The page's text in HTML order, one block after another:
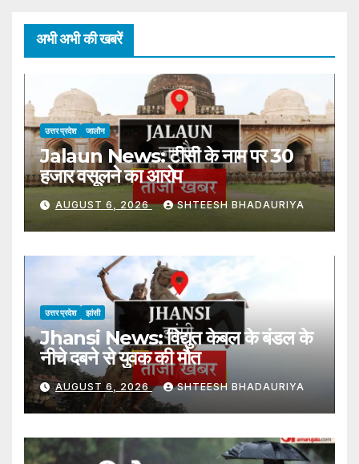
अभी अभी की खबरें
उत्तर प्रदेश जालौन
Jalaun News: टीसी के नाम पर 30
हजार वसूलने का आरोप
AUGUST 6, 2026 SHTEESH BHADAURIYA
उत्तर प्रदेश झांसी
Jhansi News: विद्युत केबल के बंडल के
नीचे दबने से युवक की मौत
AUGUST 6, 2026 SHTEESH BHADAURIYA